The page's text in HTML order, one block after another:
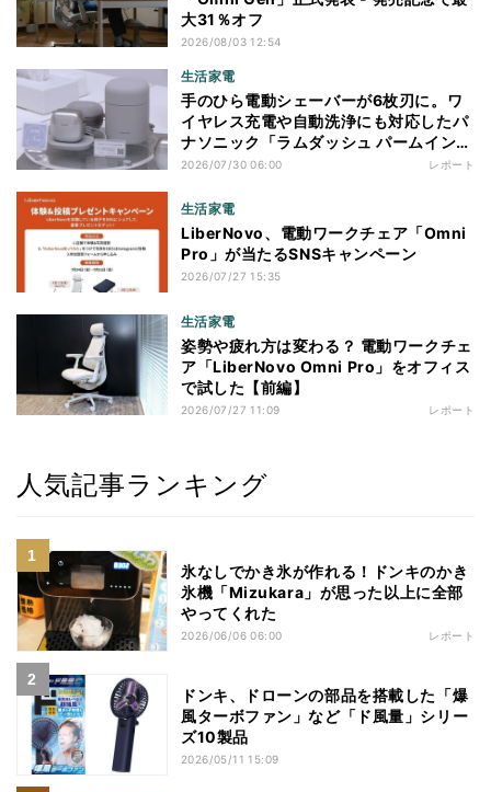
大31％オフ
2026/08/03 12:54
生活家電
手のひら電動シェーバーが6枚刃に。ワ
イヤレス充電や自動洗浄にも対応したパ
ナソニック「ラムダッシュ パームイン
プロ」を体験
2026/07/30 06:00 レポート
生活家電
LiberNovo、電動ワークチェア「Omni
Pro」が当たるSNSキャンペーン
2026/07/27 15:35
生活家電
姿勢や疲れ方は変わる？ 電動ワークチェ
ア「LiberNovo Omni Pro」をオフィス
で試した【前編】
2026/07/27 11:09 レポート
人気記事ランキング
氷なしでかき氷が作れる！ドンキのかき
氷機「Mizukara」が思った以上に全部
やってくれた
2026/06/06 06:00 レポート
ドンキ、ドローンの部品を搭載した「爆
風ターボファン」など「ド風量」シリー
ズ10製品
2026/05/11 15:09